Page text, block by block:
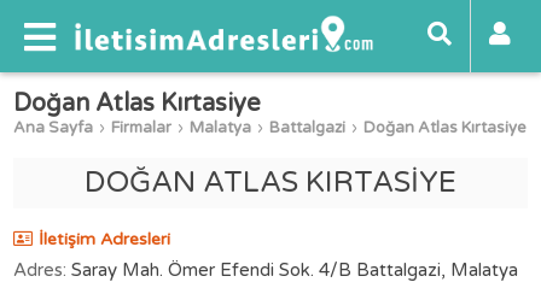
Doğan Atlas Kırtasiye
Ana Sayfa Firmalar Malatya Battalgazi Doğan Atlas Kırtasiye
DOĞAN ATLAS KIRTASİYE
İletişim Adresleri
Adres: Saray Mah. Ömer Efendi Sok. 4/B Battalgazi, Malatya